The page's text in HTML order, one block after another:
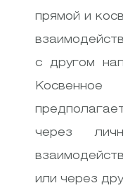
прямой и
с другом
через
или через